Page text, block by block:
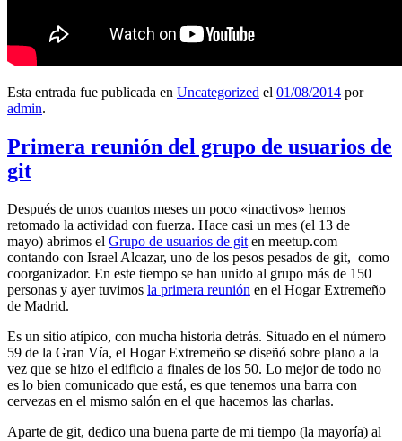
Esta entrada fue publicada en Uncategorized el 01/08/2014 por
admin.
Primera reunión del grupo de usuarios de
git
Después de unos cuantos meses un poco «inactivos» hemos
retomado la actividad con fuerza. Hace casi un mes (el 13 de
mayo) abrimos el Grupo de usuarios de git en meetup.com
contando con Israel Alcazar, uno de los pesos pesados de git, como
coorganizador. En este tiempo se han unido al grupo más de 150
personas y ayer tuvimos la primera reunión en el Hogar Extremeño
de Madrid.
Es un sitio atípico, con mucha historia detrás. Situado en el número
59 de la Gran Vía, el Hogar Extremeño se diseñó sobre plano a la
vez que se hizo el edificio a finales de los 50. Lo mejor de todo no
es lo bien comunicado que está, es que tenemos una barra con
cervezas en el mismo salón en el que hacemos las charlas.
Aparte de git, dedico una buena parte de mi tiempo (la mayoría) al